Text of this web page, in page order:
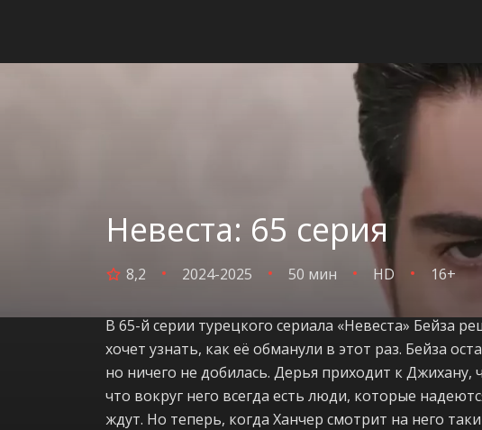
Невеста: 65 серия
8,2 2024-2025 50 мин HD 16+
В 65-й серии турецкого сериала «Невеста» Бейза
хочет узнать, как её обманули в этот раз. Бейза
но ничего не добилась. Дерья приходит к
что вокруг него всегда есть люди, которые
ждут. Но теперь, когда Ханчер смотрит на него